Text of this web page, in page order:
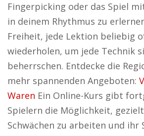
Fingerpicking oder das Spiel
in deinem Rhythmus zu
Freiheit, jede Lektion beliebig
wiederholen, um jede Technik
beherrschen. Entdecke die
mehr spannenden Angeboten:
Waren Ein Online-Kurs gibt
Spielern die Möglichkeit,
Schwächen zu arbeiten und ihr